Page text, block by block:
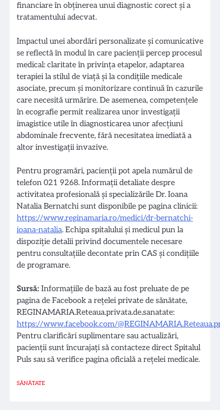
financiare în obținerea unui diagnostic corect și a
tratamentului adecvat.
Impactul unei abordări personalizate și comunicative
se reflectă în modul în care pacienții percep procesul
medical: claritate în privința etapelor, adaptarea
terapiei la stilul de viață și la condițiile medicale
asociate, precum și monitorizare continuă în cazurile
care necesită urmărire. De asemenea, competențele
în ecografie permit realizarea unor investigații
imagistice utile în diagnosticarea unor afecțiuni
abdominale frecvente, fără necesitatea imediată a
altor investigații invazive.
Pentru programări, pacienții pot apela numărul de
telefon 021 9268. Informații detaliate despre
activitatea profesională și specializările Dr. Ioana
Natalia Bernatchi sunt disponibile pe pagina clinicii:
https://www.reginamaria.ro/medici/dr-bernatchi-
ioana-natalia. Echipa spitalului și medicul pun la
dispoziție detalii privind documentele necesare
pentru consultațiile decontate prin CAS și condițiile
de programare.
Sursă: Informațiile de bază au fost preluate de pe
pagina de Facebook a rețelei private de sănătate,
REGINAMARIA.Reteaua.privata.de.sanatate:
https://www.facebook.com/
Pentru clarificări suplimentare sau actualizări,
pacienții sunt încurajați să contacteze direct Spitalul
Puls sau să verifice pagina oficială a rețelei medicale.
SĂNĂTATE